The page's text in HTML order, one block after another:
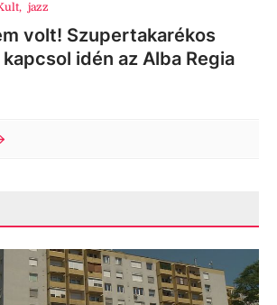
, jazz
volt! Szupertakarékos
idén az Alba Regia